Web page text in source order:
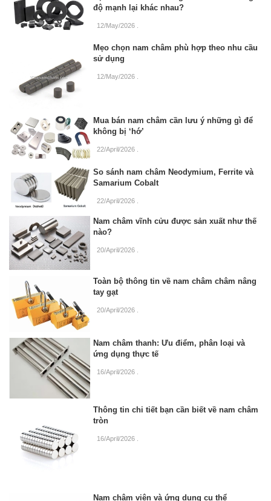
độ mạnh lại khác nhau?
12/May/2026
Mẹo chọn nam châm phù hợp theo nhu cầu
sử dụng
12/May/2026
Mua bán nam châm cần lưu ý những gì để
không bị ‘hớ’
22/April/2026 .
So sánh nam châm Neodymium, Ferrite và
Samarium Cobalt
22/April/2026
Nam châm vĩnh cửu được sản xuất như thế
nào?
20/April/2026
Toàn bộ thông tin về nam châm châm nâng
tay gạt
20/April/2026 .
Nam châm thanh: Ưu điểm, phân loại và
ứng dụng thực tế
16/April/2026
Thông tin chi tiết bạn cần biết về nam châm
tròn
16/April/2026 .
Nam châm viên và ứng dụng cụ thể